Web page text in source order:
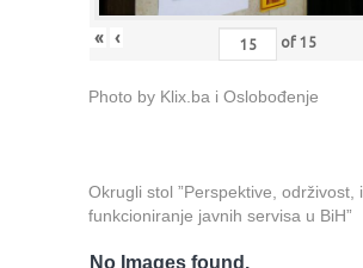
« ‹ of 15
Photo by Klix.ba i Oslobođenje
Okrugli stol ”Perspektive, održivost, i
funkcioniranje javnih servisa u BiH”
No Images found.